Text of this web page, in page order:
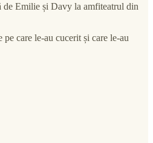
de Emilie și Davy la amfiteatrul din
care le-au cucerit și care le-au